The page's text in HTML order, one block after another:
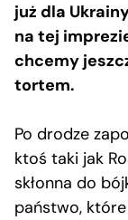
już dla
na tej
chcemy
tortem.
Po drodze
ktoś taki jak
skłonna do
państwo, które